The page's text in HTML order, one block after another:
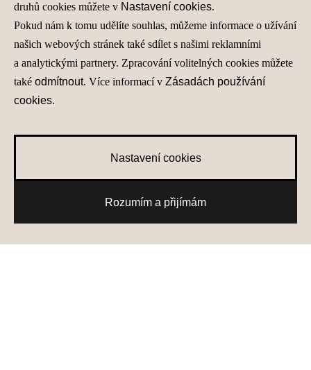
Nové skladové vozy Testovací jízda Získat nabídku Konfigurátor
druhů cookies můžete v Nastavení cookies.
Pokud nám k tomu udělíte souhlas, můžeme informace o užívání
našich webových stránek také sdílet s našimi reklamními
a analytickými partnery. Zpracování volitelných cookies můžete
také odmítnout. Více informací v Zásadách používání
cookies.
Nastavení cookies
Rozumím a přijímám